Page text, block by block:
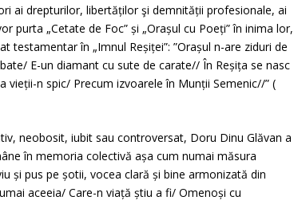
ai drepturilor, libertăților şi demnității profesionale, ai
purta „Cetate de Foc” și „Orașul cu Poeți” în inima lor,
în „Imnul Reșiței”: ”Orașul n-are ziduri de
E-un diamant cu sute de carate// În Reșița se nasc
n spic/ Precum izvoarele în Munții Semenic//” (
neobosit, iubit sau controversat, Doru Dinu Glăvan a
în memoria colectivă așa cum numai măsura
și pus pe șotii, vocea clară și bine armonizată din
aceeia/ Care-n viață știu a fi/ Omenoși cu